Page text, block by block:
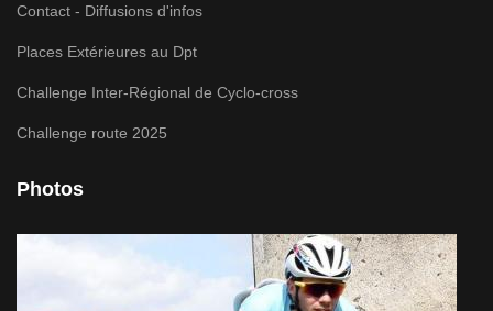
Contact - Diffusions d'infos
Places Extérieures au Dpt
Challenge Inter-Régional de Cyclo-cross
Challenge route 2025
Photos